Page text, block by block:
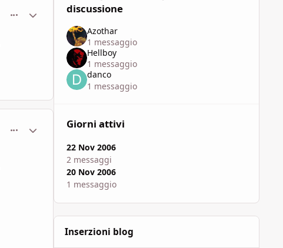
comment_108213
Statistiche Autore
comment_108275
Statistiche Autore
discussione
Azothar
1 messaggio
Hellboy
1 messaggio
danco
1 messaggio
Giorni attivi
22 Nov 2006
2 messaggi
20 Nov 2006
1 messaggio
Inserzioni blog